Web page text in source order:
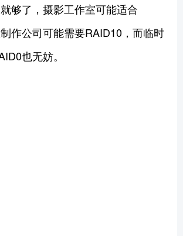
够了，摄影工作室可能适合
作公司可能需要RAID10，而临时
也无妨。